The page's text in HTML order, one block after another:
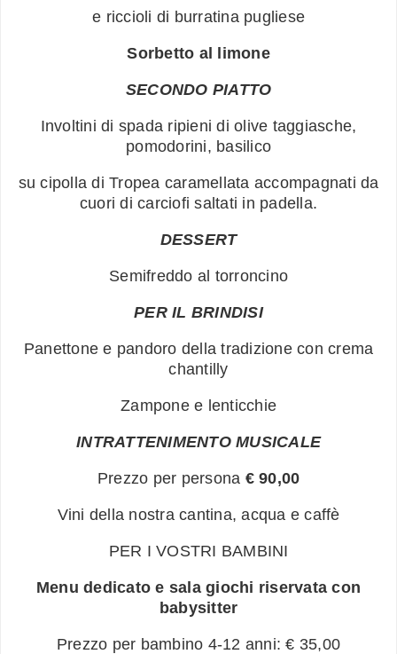
e riccioli di burratina pugliese
Sorbetto al limone
SECONDO PIATTO
Involtini di spada ripieni di olive taggiasche,
pomodorini, basilico
su cipolla di Tropea caramellata accompagnati da
cuori di carciofi saltati in padella.
DESSERT
Semifreddo al torroncino
PER IL BRINDISI
Panettone e pandoro della tradizione con crema
chantilly
Zampone e lenticchie
INTRATTENIMENTO MUSICALE
Prezzo per persona € 90,00
Vini della nostra cantina, acqua e caffè
PER I VOSTRI BAMBINI
Menu dedicato e sala giochi riservata con
babysitter
Prezzo per bambino 4-12 anni: € 35,00